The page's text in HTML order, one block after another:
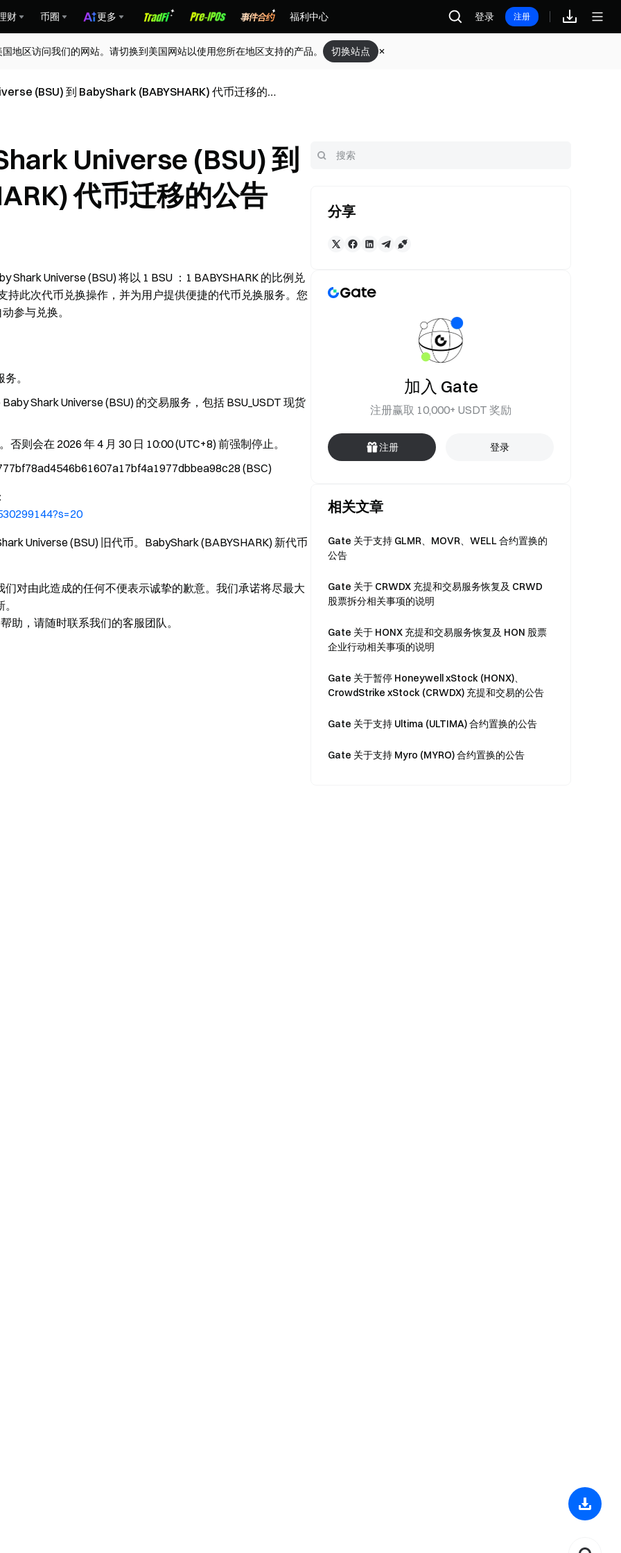
财 币圈 更多 福利中心 登录 注册
地区访问我们的网站。请切换到美国网站以使用您所在地区支持的产品。 切换站点
(BSU) 到 BabyShark (BABYSHARK) 代币迁移的
Universe (BSU) 到
代币迁移的公告
Shark Universe (BSU) 将以 1 BSU ：1 BABYSHARK 的比例兑
持此次代币兑换操作，并为用户提供便捷的代币兑换服务。您
参与兑换。
。
Shark Universe (BSU) 的交易服务，包括 BSU_USDT 现货
则会在 2026 年 4 月 30 日 10:00 (UTC+8) 前强制停止。
(BSC)
Universe (BSU) 旧代币。BabyShark (BABYSHARK) 新代币
对由此造成的任何不便表示诚挚的歉意。我们承诺将尽最大
助，请随时联系我们的客服团队。
分享
加入 Gate
注册赢取 10,000+ USDT 奖励
注册 登录
相关文章
Gate 关于支持 GLMR、MOVR、WELL 合约置换的
公告
Gate 关于 CRWDX 充提和交易服务恢复及 CRWD
股票拆分相关事项的说明
Gate 关于 HONX 充提和交易服务恢复及 HON 股票
企业行动相关事项的说明
Gate 关于暂停 Honeywell xStock (HONX)、
CrowdStrike xStock (CRWDX) 充提和交易的公告
Gate 关于支持 Ultima (ULTIMA) 合约置换的公告
Gate 关于支持 Myro (MYRO) 合约置换的公告